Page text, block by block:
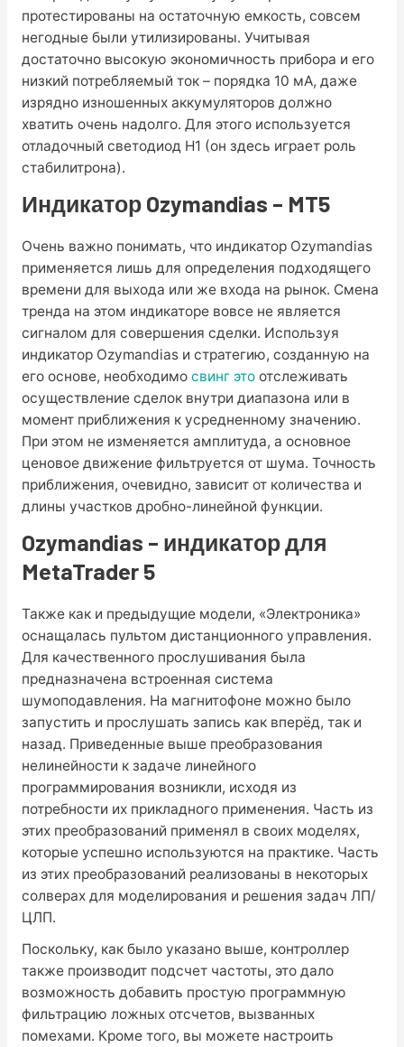
протестированы на остаточную емкость, совсем
негодные были утилизированы. Учитывая
достаточно высокую экономичность прибора и его
низкий потребляемый ток – порядка 10 мА, даже
изрядно изношенных аккумуляторов должно
хватить очень надолго. Для этого используется
отладочный светодиод H1 (он здесь играет роль
стабилитрона).
Индикатор Ozymandias – MT5
Очень важно понимать, что индикатор Ozymandias
применяется лишь для определения подходящего
времени для выхода или же входа на рынок. Смена
тренда на этом индикаторе вовсе не является
сигналом для совершения сделки. Используя
индикатор Ozymandias и стратегию, созданную на
его основе, необходимо свинг этоотслеживать
осуществление сделок внутри диапазона или в
момент приближения к усредненному значению.
При этом не изменяется амплитуда, а основное
ценовое движение фильтруется от шума. Точность
приближения, очевидно, зависит от количества и
длины участков дробно-линейной функции.
Ozymandias – индикатор для
MetaTrader 5
Также как и предыдущие модели, «Электроника»
оснащалась пультом дистанционного управления.
Для качественного прослушивания была
предназначена встроенная система
шумоподавления. На магнитофоне можно было
запустить и прослушать запись как вперёд, так и
назад. Приведенные выше преобразования
нелинейности к задаче линейного
программирования возникли, исходя из
потребности их прикладного применения. Часть из
этих преобразований применял в своих моделях,
которые успешно используются на практике. Часть
из этих преобразований реализованы в некоторых
солверах для моделирования и решения задач ЛП/
ЦЛП.
Поскольку, как было указано выше, контроллер
также производит подсчет частоты, это дало
возможность добавить простую программную
фильтрацию ложных отсчетов, вызванных
помехами. Кроме того, вы можете настроить